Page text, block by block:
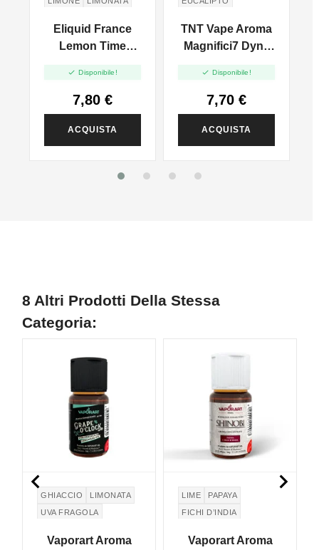
Eliquid France
Lemon Time
10ml
 Disponibile!
7,80 €
ACQUISTA
PEPPERMINT
EUCALYPTUS
TNT Vape Aroma
Magnifici7 Dyna
 Disponibile!
7,70 €
ACQUISTA
8 Altri Prodotti Della Stessa
Categoria:
GHIACCIO
LIMONATA
UVA FRAGOLA
Vaporart Aroma
LIME
PAPAYA
FICHI D’INDIA
Vaporart Aroma
 